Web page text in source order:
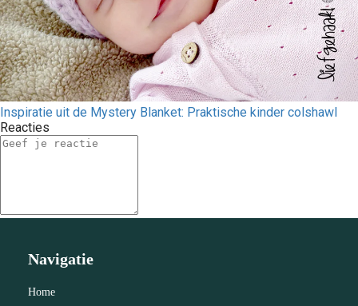
Inspiratie uit de Mystery Blanket: Praktische kinder colshawl
Reacties
Navigatie
Home